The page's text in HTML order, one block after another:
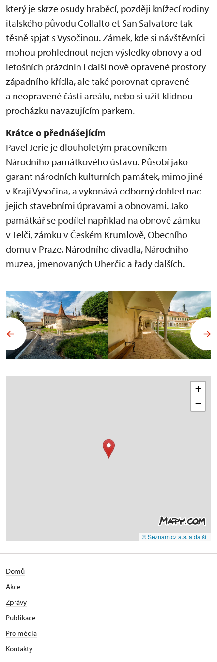
který je skrze osudy hraběcí, později knížecí rodiny
italského původu Collalto et San Salvatore tak
těsně spjat s Vysočinou. Zámek, kde si návštěvníci
mohou prohlédnout nejen výsledky obnovy a od
letošních prázdnin i další nově opravené prostory
západního křídla, ale také porovnat opravené
a neopravené části areálu, nebo si užít klidnou
procházku navazujícím parkem.
Krátce o přednášejícím
Pavel Jerie je dlouholetým pracovníkem
Národního památkového ústavu. Působí jako
garant národních kulturních památek, mimo jiné
v Kraji Vysočina, a vykonává odborný dohled nad
jejich stavebními úpravami a obnovami. Jako
památkář se podílel například na obnově zámku
v Telči, zámku v Českém Krumlově, Obecního
domu v Praze, Národního divadla, Národního
muzea, jmenovaných Uherčic a řady dalších.
+
−
© Seznam.cz a.s. a další
Domů
Akce
Zprávy
Publikace
Pro média
Kontakty